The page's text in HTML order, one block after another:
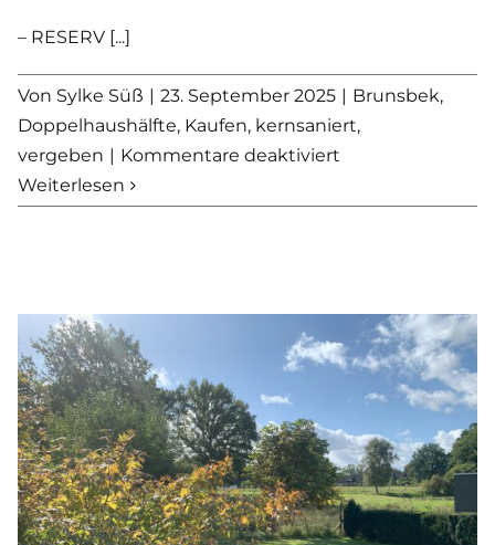
– RESERV [...]
Von Sylke Süß | 23. September 2025 | Brunsbek,
Doppelhaushälfte, Kaufen, kernsaniert,
vergeben | Kommentare deaktiviert
Seele
–
ländlich,
und
voller
Möglichkeiten!
Weiterlesen